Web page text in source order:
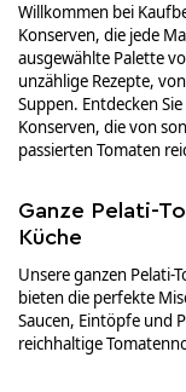
Willkommen bei
Konserven, die jede
ausgewählte Palette
unzählige Rezepte,
Suppen. Entdecken
Konserven, die von
passierten Tomaten
Ganze Pelati-
Küche
Unsere ganzen
bieten die perfekte
Saucen, Eintöpfe und
reichhaltige